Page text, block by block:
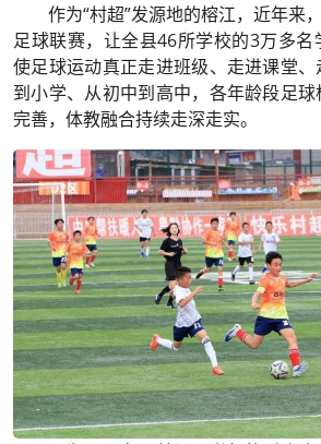
作为“村超”发源地的榕江，近年来，
足球联赛，让全县46所学校的3万多名
使足球运动真正走进班级、走进课堂
到小学、从初中到高中，各年龄段足
完善，体教融合持续走深走实。